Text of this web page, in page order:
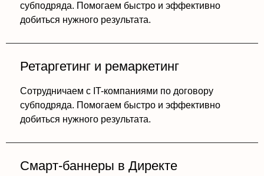
субподряда. Помогаем быстро и эффективно
добиться нужного результата.
Ретаргетинг и ремаркетинг
Сотрудничаем с IT-компаниями по договору
субподряда. Помогаем быстро и эффективно
добиться нужного результата.
Смарт-баннеры в Директе